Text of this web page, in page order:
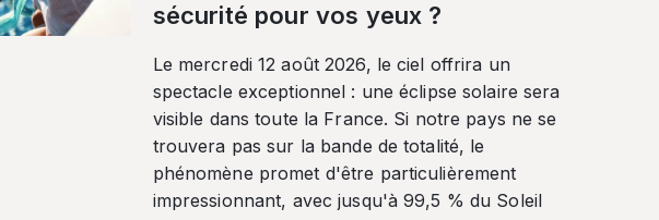
sécurité pour vos yeux ?
Le mercredi 12 août 2026, le ciel offrira un
spectacle exceptionnel : une éclipse solaire sera
visible dans toute la France. Si notre pays ne se
trouvera pas sur la bande de totalité, le
phénomène promet d'être particulièrement
impressionnant, avec jusqu'à 99,5 % du Soleil